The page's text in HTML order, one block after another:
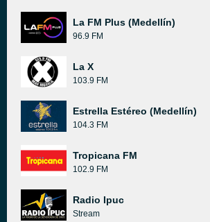
La FM Plus (Medellín)
96.9 FM
La X
103.9 FM
Estrella Estéreo (Medellín)
104.3 FM
Tropicana FM
102.9 FM
Radio Ipuc
Stream